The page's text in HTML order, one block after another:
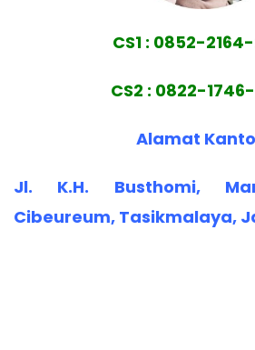
CS1 : 0852-
CS2 : 0822-
Alamat
Jl. K.H. Busthomi,
Cibeureum, Tasikmalaya,